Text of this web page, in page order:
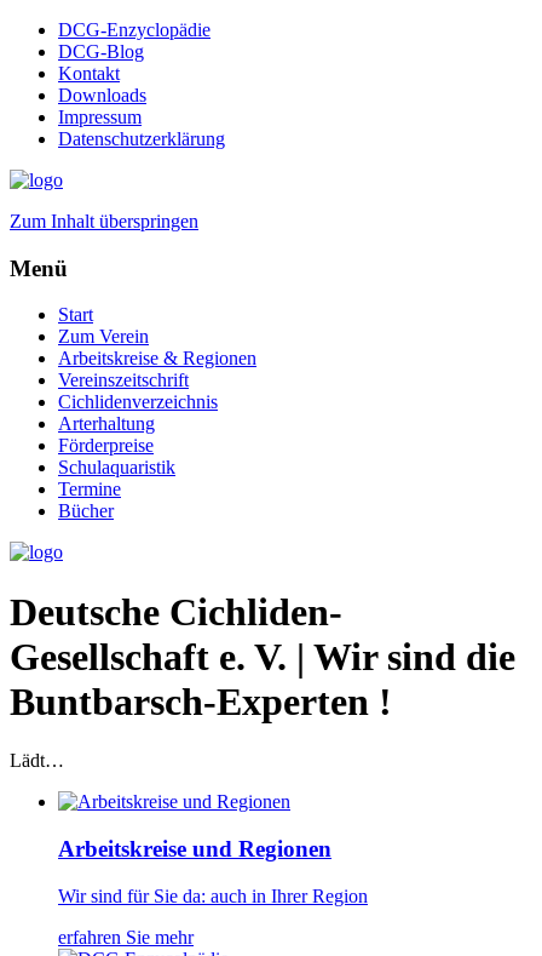
DCG-Enzyclopädie
DCG-Blog
Kontakt
Downloads
Impressum
Datenschutzerklärung
Zum Inhalt überspringen
Menü
Start
Zum Verein
Arbeitskreise & Regionen
Vereinszeitschrift
Cichlidenverzeichnis
Arterhaltung
Förderpreise
Schulaquaristik
Termine
Bücher
Deutsche Cichliden-
Gesellschaft e. V. | Wir sind die
Buntbarsch-Experten !
Lädt…
Arbeitskreise und Regionen
Wir sind für Sie da: auch in Ihrer Region
erfahren Sie mehr